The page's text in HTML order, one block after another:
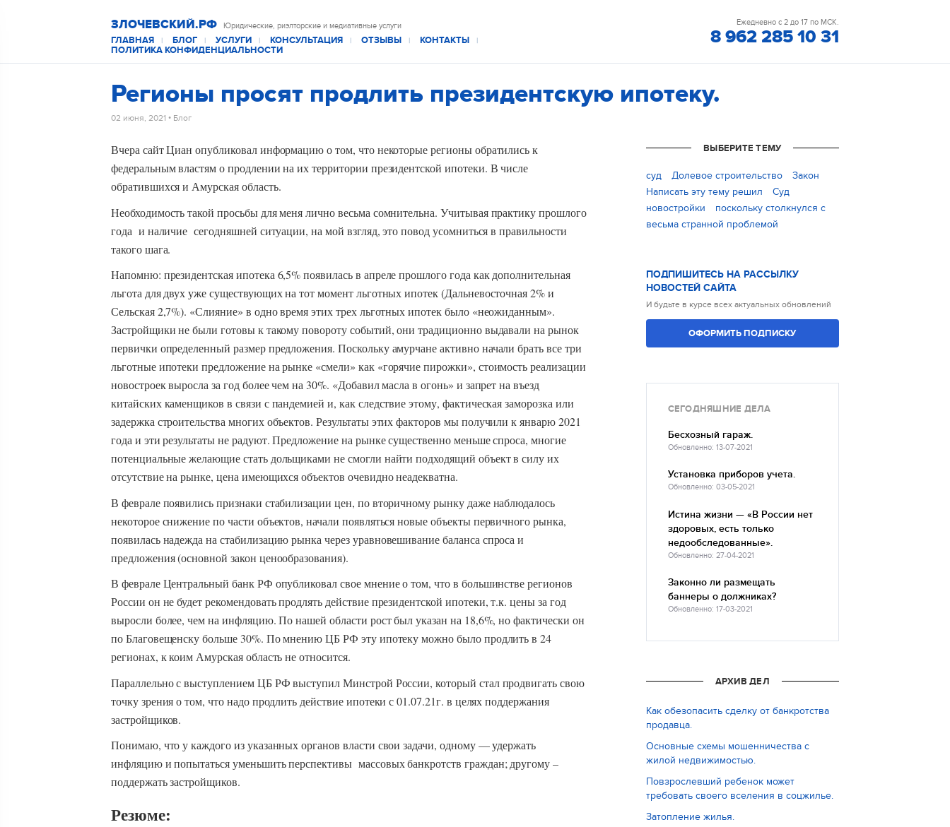
ЗЛОЧЕВСКИЙ.РФ Юридические, риэлторские и медиативные услуги
ГЛАВНАЯ | БЛОГ | УСЛУГИ | КОНСУЛЬТАЦИЯ | ОТЗЫВЫ | КОНТАКТЫ |
ПОЛИТИКА КОНФИДЕНЦИАЛЬНОСТИ
Ежедневно с 2 до 17 по МСК.
8 962 285 10 31
Регионы просят продлить президентскую ипотеку.
02 июня, 2021 • Блог
Вчера сайт Циан опубликовал информацию о том, что некоторые регионы обратились к
федеральным властям о продлении на их территории президентской ипотеки. В числе
обратившихся и Амурская область.
Необходимость такой просьбы для меня лично весьма сомнительна. Учитывая практику прошлого
года и наличие сегодняшней ситуации, на мой взгляд, это повод усомниться в правильности
такого шага.
Напомню: президентская ипотека 6,5% появилась в апреле прошлого года как дополнительная
льгота для двух уже существующих на тот момент льготных ипотек (Дальневосточная 2% и
Сельская 2,7%). «Слияние» в одно время этих трех льготных ипотек было «неожиданным».
Застройщики не были готовы к такому повороту событий, они традиционно выдавали на рынок
первички определенный размер предложения. Поскольку амурчане активно начали брать все три
льготные ипотеки предложение на рынке «смели» как «горячие пирожки», стоимость реализации
новостроек выросла за год более чем на 30%. «Добавил масла в огонь» и запрет на въезд
китайских каменщиков в связи с пандемией и, как следствие этому, фактическая заморозка или
задержка строительства многих объектов. Результаты этих факторов мы получили к январю 2021
года и эти результаты не радуют. Предложение на рынке существенно меньше спроса, многие
потенциальные желающие стать дольщиками не смогли найти подходящий объект в силу их
отсутствие на рынке, цена имеющихся объектов очевидно неадекватна.
В феврале появились признаки стабилизации цен, по вторичному рынку даже наблюдалось
некоторое снижение по части объектов, начали появляться новые объекты первичного рынка,
появилась надежда на стабилизацию рынка через уравновешивание баланса спроса и
предложения (основной закон ценообразования).
В феврале Центральный банк РФ опубликовал свое мнение о том, что в большинстве регионов
России он не будет рекомендовать продлять действие президентской ипотеки, т.к. цены за год
выросли более, чем на инфляцию. По нашей области рост был указан на 18,6%, но фактически он
по Благовещенску больше 30%. По мнению ЦБ РФ эту ипотеку можно было продлить в 24
регионах, к коим Амурская область не относится.
Параллельно с выступлением ЦБ РФ выступил Минстрой России, который стал продвигать свою
точку зрения о том, что надо продлить действие ипотеки с 01.07.21г. в целях поддержания
застройщиков.
Понимаю, что у каждого из указанных органов власти свои задачи, одному — удержать
инфляцию и попытаться уменьшить перспективы массовых банкротств граждан; другому –
поддержать застройщиков.
Резюме:
ВЫБЕРИТЕ ТЕМУ
cуд Долевое строительство
Закон
Написать эту тему решил
Суд
новостройки
поскольку столкнулся с
весьма странной проблемой
ПОДПИШИТЕСЬ НА РАССЫЛКУ
НОВОСТЕЙ САЙТА
И будьте в курсе всех актуальных обновлений
ОФОРМИТЬ ПОДПИСКУ
СЕГОДНЯШНИЕ ДЕЛА
Бесхозный гараж.
Обновленно: 13-07-2021
Установка приборов учета.
Обновленно: 03-05-2021
Истина жизни — «В России нет
здоровых, есть только
недообследованные».
Обновленно: 27-04-2021
Законно ли размещать
баннеры о должниках?
Обновленно: 17-03-2021
АРХИВ ДЕЛ
Как обезопасить сделку от банкротства
продавца.
Основные схемы мошенничества с
жилой недвижимостью.
Повзрослевший ребенок может
требовать своего вселения в соцжилье.
Затопление жилья.